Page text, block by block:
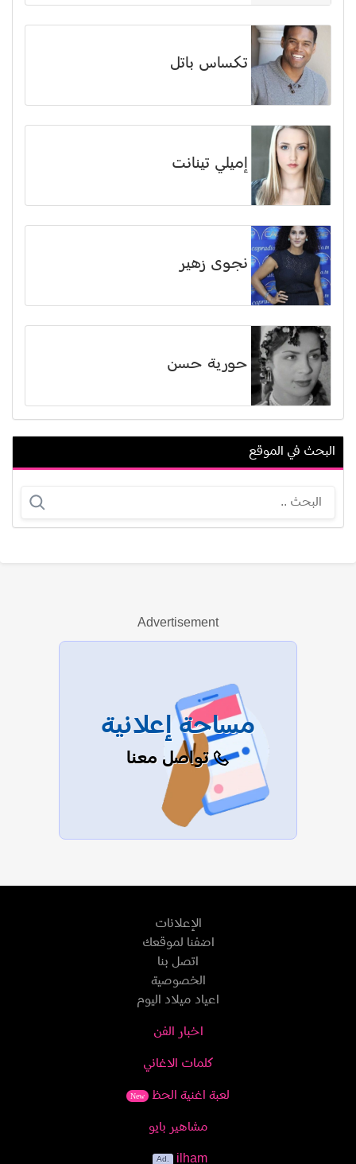
تكساس باتل
إميلي تينانت
نجوى زهير
حورية حسن
عبدالله الوليدي
عرض الكل
البحث في الموقع
Advertisement
مساحة إعلانية
تواصل معنا
الإعلانات
اضفنا لموقعك
اتصل بنا
الخصوصية
اعياد ميلاد اليوم
اخبار الفن
كلمات الاغاني
لعبة اغنية الحظ New
مشاهير بايو
ilham